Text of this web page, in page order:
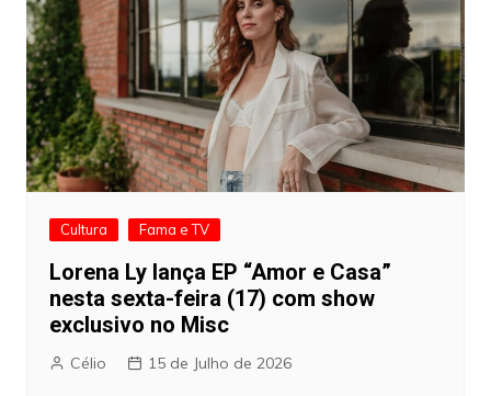
Cultura Fama e TV
Lorena Ly lança EP “Amor e Casa”
nesta sexta-feira (17) com show
exclusivo no Misc
Célio 15 de Julho de 2026